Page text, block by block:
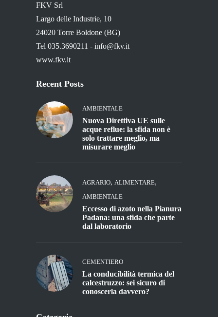
FKV Srl
Largo delle Industrie, 10
24020 Torre Boldone (BG)
Tel 035.3690211 - info@fkv.it
www.fkv.it
Recent Posts
AMBIENTALE
Nuova Direttiva UE sulle
acque reflue: la sfida non è
solo trattare meglio, ma
misurare meglio
AGRARIO, ALIMENTARE,
AMBIENTALE
Eccesso di azoto nella Pianura
Padana: una sfida che parte
dal laboratorio
CEMENTIERO
La conducibilità termica del
calcestruzzo: sei sicuro di
conoscerla davvero?